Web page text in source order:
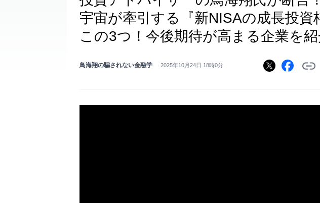
宇宙が牽引する『新NISAの成長投資
この3つ！今後期待が高まる企業を紹
鳥海翔の騙されない金融学 2025年10月24日 18時0分